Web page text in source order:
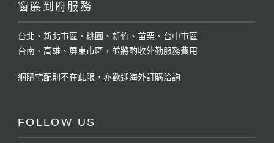
窗簾到府服務
台北、新北市區、桃園、新竹、苗栗、台中市區
台南、高雄、屏東市區，並將酌收外勤服務費用
網購宅配則不在此限，亦歡迎海外訂購洽詢
FOLLOW US